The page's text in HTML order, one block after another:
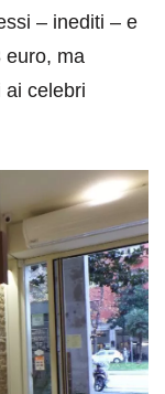
– inediti – e
euro, ma
ai celebri